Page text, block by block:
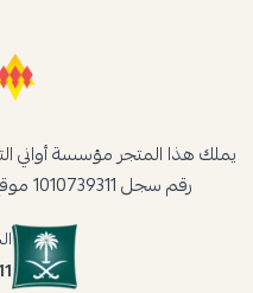
يملك هذا المتجر مؤسسة
رقم سجل 1010739311 موقع مواعين لجملة الاواني المنزلية